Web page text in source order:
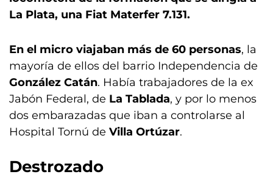
La Plata, una Fiat Materfer 7.131.
En el micro viajaban más de 60 personas, la
mayoría de ellos del barrio Independencia de
González Catán. Había trabajadores de la ex
Jabón Federal, de La Tablada, y por lo menos
dos embarazadas que iban a controlarse al
Hospital Tornú de Villa Ortúzar.
Destrozado